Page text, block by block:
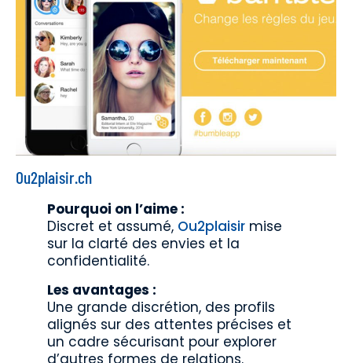
Ou2plaisir.ch
Pourquoi on l’aime :
Discret et assumé, Ou2plaisir mise
sur la clarté des envies et la
confidentialité.
Les avantages :
Une grande discrétion, des profils
alignés sur des attentes précises et
un cadre sécurisant pour explorer
d’autres formes de relations.